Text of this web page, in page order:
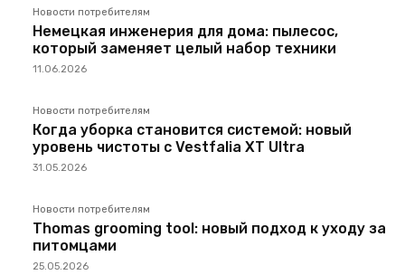
Новости потребителям
Немецкая инженерия для дома: пылесос,
который заменяет целый набор техники
11.06.2026
Новости потребителям
Когда уборка становится системой: новый
уровень чистоты с Vestfalia XT Ultra
31.05.2026
Новости потребителям
Thomas grooming tool: новый подход к уходу за
питомцами
25.05.2026